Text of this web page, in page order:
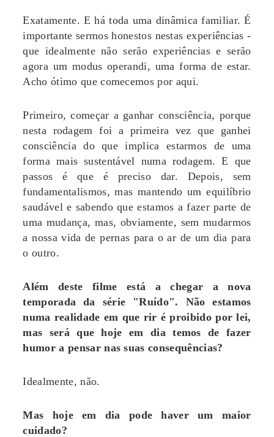
Exatamente. E há toda uma dinâmica familiar. É
importante sermos honestos nestas experiências -
que idealmente não serão experiências e serão
agora um modus operandi, uma forma de estar.
Acho ótimo que comecemos por aqui.
Primeiro, começar a ganhar consciência, porque
nesta rodagem foi a primeira vez que ganhei
consciência do que implica estarmos de uma
forma mais sustentável numa rodagem. E que
passos é que é preciso dar. Depois, sem
fundamentalismos, mas mantendo um equilíbrio
saudável e sabendo que estamos a fazer parte de
uma mudança, mas, obviamente, sem mudarmos
a nossa vida de pernas para o ar de um dia para
o outro.
Além deste filme está a chegar a nova
temporada da série "Ruído". Não estamos
numa realidade em que rir é proibido por lei,
mas será que hoje em dia temos de fazer
humor a pensar nas suas consequências?
Idealmente, não.
Mas hoje em dia pode haver um maior
cuidado?